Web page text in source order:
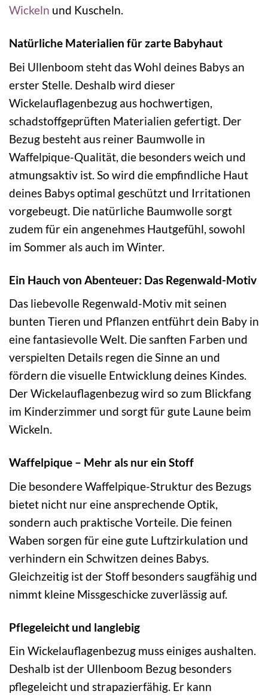
Wickeln und Kuscheln.
Natürliche Materialien für zarte Babyhaut
Bei Ullenboom steht das Wohl deines Babys an
erster Stelle. Deshalb wird dieser
Wickelauflagenbezug aus hochwertigen,
schadstoffgeprüften Materialien gefertigt. Der
Bezug besteht aus reiner Baumwolle in
Waffelpique-Qualität, die besonders weich und
atmungsaktiv ist. So wird die empfindliche Haut
deines Babys optimal geschützt und Irritationen
vorgebeugt. Die natürliche Baumwolle sorgt
zudem für ein angenehmes Hautgefühl, sowohl
im Sommer als auch im Winter.
Ein Hauch von Abenteuer: Das Regenwald-Motiv
Das liebevolle Regenwald-Motiv mit seinen
bunten Tieren und Pflanzen entführt dein Baby in
eine fantasievolle Welt. Die sanften Farben und
verspielten Details regen die Sinne an und
fördern die visuelle Entwicklung deines Kindes.
Der Wickelauflagenbezug wird so zum Blickfang
im Kinderzimmer und sorgt für gute Laune beim
Wickeln.
Waffelpique – Mehr als nur ein Stoff
Die besondere Waffelpique-Struktur des Bezugs
bietet nicht nur eine ansprechende Optik,
sondern auch praktische Vorteile. Die feinen
Waben sorgen für eine gute Luftzirkulation und
verhindern ein Schwitzen deines Babys.
Gleichzeitig ist der Stoff besonders saugfähig und
nimmt kleine Missgeschicke zuverlässig auf.
Pflegeleicht und langlebig
Ein Wickelauflagenbezug muss einiges aushalten.
Deshalb ist der Ullenboom Bezug besonders
pflegeleicht und strapazierfähig. Er kann